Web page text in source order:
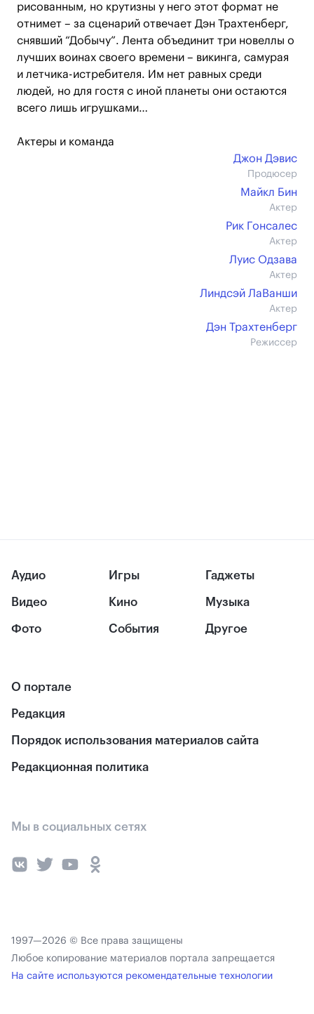
рисованным, но крутизны у него этот формат не
отнимет – за сценарий отвечает Дэн Трахтенберг,
снявший “Добычу”. Лента объединит три новеллы о
лучших воинах своего времени – викинга, самурая
и летчика-истребителя. Им нет равных среди
людей, но для гостя с иной планеты они остаются
всего лишь игрушками…
Актеры и команда
Джон Дэвис
Продюсер
Майкл Бин
Актер
Рик Гонсалес
Актер
Луис Одзава
Актер
Линдсэй ЛаВанши
Актер
Дэн Трахтенберг
Режиссер
Аудио
Видео
Фото
Игры
Кино
События
Гаджеты
Музыка
Другое
О портале
Редакция
Порядок использования материалов сайта
Редакционная политика
Мы в социальных сетях
1997—2026 © Все права защищены
Любое копирование материалов портала запрещается
На сайте используются рекомендательные технологии